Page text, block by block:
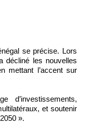
décliné les nouvelles
mettant l’accent sur
d’investissements,
et soutenir
».